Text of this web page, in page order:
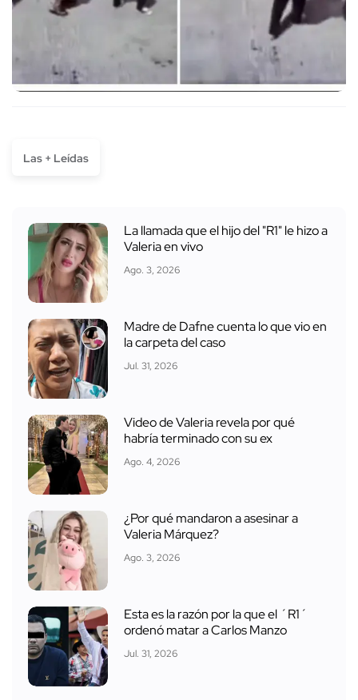
Las + Leídas
La llamada que el hijo del "R1" le hizo a
Valeria en vivo
Ago. 3, 2026
Madre de Dafne cuenta lo que vio en
la carpeta del caso
Jul. 31, 2026
Video de Valeria revela por qué
habría terminado con su ex
Ago. 4, 2026
¿Por qué mandaron a asesinar a
Valeria Márquez?
Ago. 3, 2026
Esta es la razón por la que el ´R1´
ordenó matar a Carlos Manzo
Jul. 31, 2026